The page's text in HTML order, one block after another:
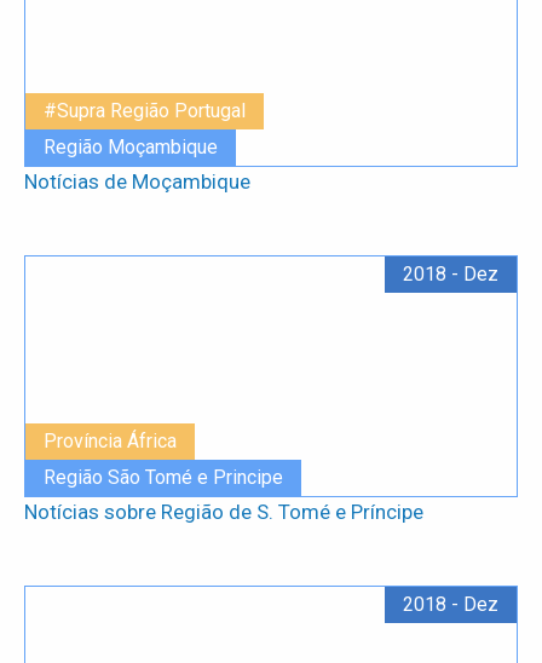
#Supra Região Portugal
Região Moçambique
Notícias de Moçambique
Província África
Região São Tomé e Principe
2018 - Dez
Notícias sobre Região de S. Tomé e Príncipe
2018 - Dez